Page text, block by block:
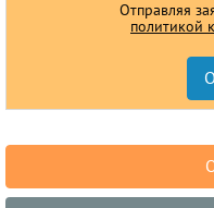
Отправляя
политикой